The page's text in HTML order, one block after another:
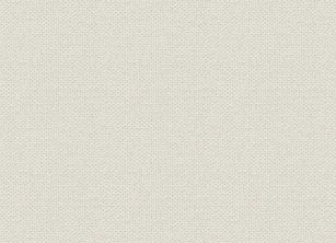
2. 電気的計器の開発
1) 電気計器
2) 電気式通信器、回転計
3) 焚火時報器
3. 光学計器の開発